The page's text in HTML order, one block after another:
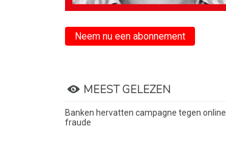
Neem nu een abonnement
MEEST GELEZEN
Banken hervatten campagne tegen online
fraude